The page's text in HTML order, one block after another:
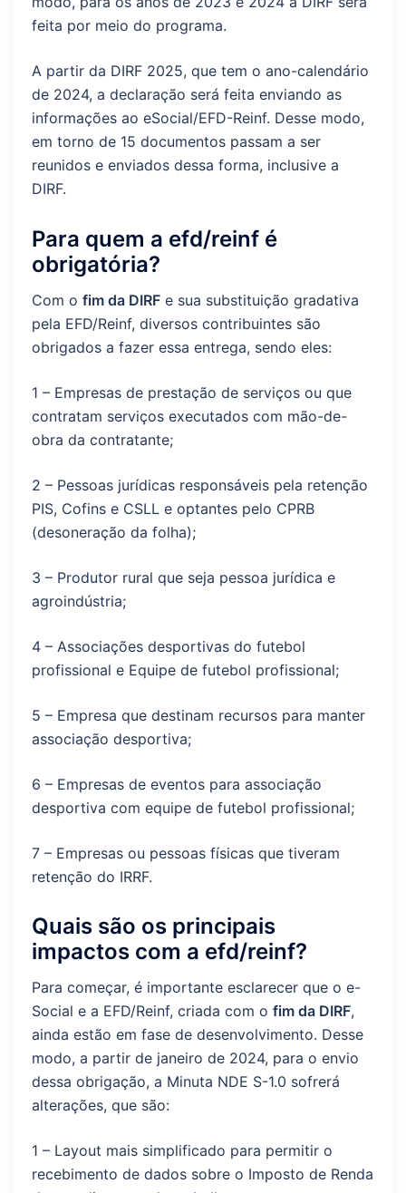
feita por meio do programa.
A partir da DIRF 2025, que tem o ano-calendário
de 2024, a declaração será feita enviando as
informações ao eSocial/EFD-Reinf. Desse modo,
em torno de 15 documentos passam a ser
reunidos e enviados dessa forma, inclusive a
DIRF.
Para quem a efd/reinf é
obrigatória?
Com o fim da DIRF e sua substituição gradativa
pela EFD/Reinf, diversos contribuintes são
obrigados a fazer essa entrega, sendo eles:
1 – Empresas de prestação de serviços ou que
contratam serviços executados com mão-de-
obra da contratante;
2 – Pessoas jurídicas responsáveis pela retenção
PIS, Cofins e CSLL e optantes pelo CPRB
(desoneração da folha);
3 – Produtor rural que seja pessoa jurídica e
agroindústria;
4 – Associações desportivas do futebol
profissional e Equipe de futebol profissional;
5 – Empresa que destinam recursos para manter
associação desportiva;
6 – Empresas de eventos para associação
desportiva com equipe de futebol profissional;
7 – Empresas ou pessoas físicas que tiveram
retenção do IRRF.
Quais são os principais
impactos com a efd/reinf?
Para começar, é importante esclarecer que o e-
Social e a EFD/Reinf, criada com o fim da DIRF,
ainda estão em fase de desenvolvimento. Desse
modo, a partir de janeiro de 2024, para o envio
dessa obrigação, a Minuta NDE S-1.0 sofrerá
alterações, que são:
1 – Layout mais simplificado para permitir o
recebimento de dados sobre o Imposto de Renda